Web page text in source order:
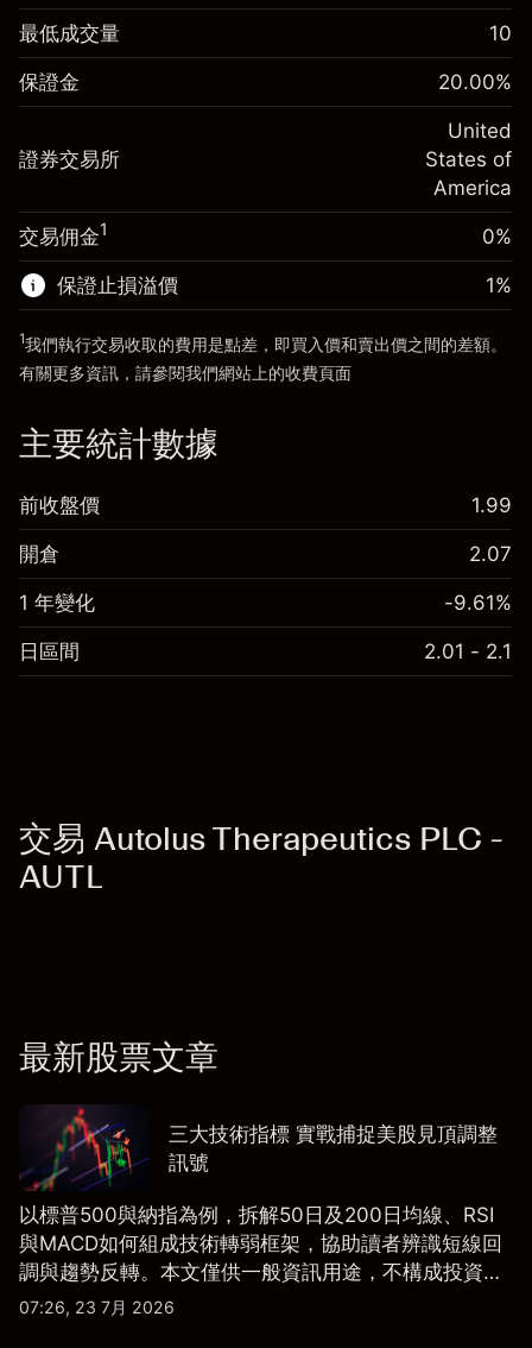
保證金。您的投資 $1,000.00
隔夜倉息
-0.021568
%
(-$1.08)
來自杠杆的資金 - 美元（大約值）
$4,000.00
前往平台
保證金。您的投資 $1,000.00
隔夜倉息
-0.000654
%
(-$0.03)
來自杠杆的資金 - 美元（大約值）$4,000.00
前往平台
最低成交量 10
保證金 20.00%
證券交易所
United
States of
America
交易佣金1 0%
保證止損溢價 1%
1我們執行交易收取的費用是點差，即買入價和賣出價之間的差額。
有關更多資訊，請參閱我們網站上的收費頁面
主要統計數據
前收盤價 1.99
開倉 2.07
1 年變化 -9.61%
日區間 2.01 - 2.1
交易 Autolus Therapeutics PLC -
AUTL
最新股票文章
三大技術指標 實戰捕捉美股見頂調整
訊號
以標普500與納指為例，拆解50日及200日均線、RSI
與MACD如何組成技術轉弱框架，協助讀者辨識短線回
調與趨勢反轉。本文僅供一般資訊用途，不構成投資研
究、投資建議或任何交易推薦。
07:26, 23 7月 2026